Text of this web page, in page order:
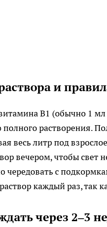
и
B1 (обычно 1
растворения.
весь литр под
вечером, чтобы
чередовать с
каждый раз, так
через 2–3